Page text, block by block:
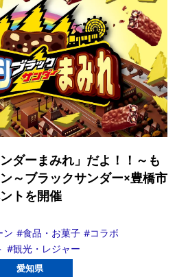
ダーまみれ」だよ！！～も
～ブラックサンダー×豊橋市
トを開催
ン 食品・お菓子
コラボ
観光・レジャー
愛知県